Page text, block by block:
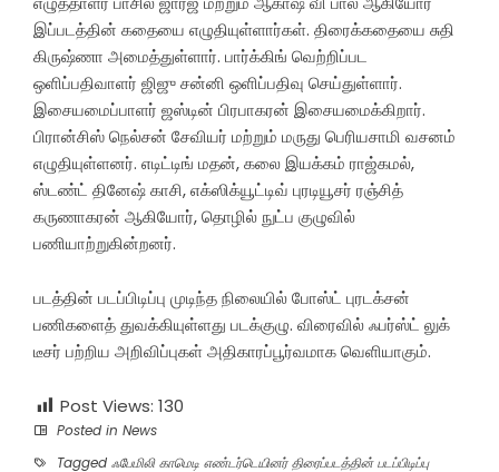
இப்படத்தின் கதையை எழுதியுள்ளார்கள். திரைக்கதையை சுதி
கிருஷ்ணா அமைத்துள்ளார். பார்க்கிங் வெற்றிப்பட
ஒளிப்பதிவாளர் ஜிஜு சன்னி ஒளிப்பதிவு செய்துள்ளார்.
இசையமைப்பாளர் ஜஸ்டின் பிரபாகரன் இசையமைக்கிறார்.
பிரான்சிஸ் நெல்சன் சேவியர் மற்றும் மருது பெரியசாமி வசனம்
எழுதியுள்ளனர். எடிட்டிங் மதன், கலை இயக்கம் ராஜ்கமல்,
ஸ்டண்ட் தினேஷ் காசி, எக்ஸிக்யூட்டிவ் புரடியூசர் ரஞ்சித்
கருணாகரன் ஆகியோர், தொழில் நுட்ப குழுவில்
பணியாற்றுகின்றனர்.
படத்தின் படப்பிடிப்பு முடிந்த நிலையில் போஸ்ட் புரடக்சன்
பணிகளைத் துவக்கியுள்ளது படக்குழு. விரைவில் ஃபர்ஸ்ட் லுக்
டீசர் பற்றிய அறிவிப்புகள் அதிகாரப்பூர்வமாக வெளியாகும்.
Post Views: 130
Posted in News
Tagged ஃபேமிலி காமெடி எண்டர்டெயினர் திரைப்படத்தின் படப்பிடிப்பு